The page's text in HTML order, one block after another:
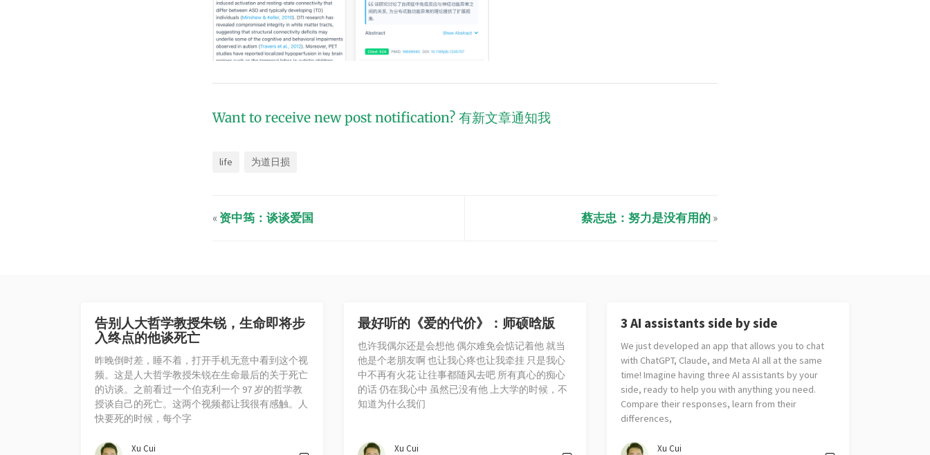
Want to receive new post notification? 有新文章通知我
life 为道日损
«资中筠：谈谈爱国 蔡志忠：努力是没有用的»
告别人大哲学教授朱锐，生命即将步
入终点的他谈死亡
昨晚倒时差，睡不着，打开手机无意中看到这个视
频。这是人大哲学教授朱锐在生命最后的关于死亡
的访谈。之前看过一个伯克利一个 97 岁的哲学教
授谈自己的死亡。这两个视频都让我很有感触。人
快要死的时候，每个字
Xu Cui
最好听的《爱的代价》：师硕晗版
也许我偶尔还是会想他 偶尔难免会惦记着他 就当
他是个老朋友啊 也让我心疼也让我牵挂 只是我心
中不再有火花 让往事都随风去吧 所有真心的痴心
的话 仍在我心中 虽然已没有他 上大学的时候，不
知道为什么我们
Xu Cui
3 AI assistants side by side
We just developed an app that allows you to chat
with ChatGPT, Claude, and Meta AI all at the same
time! Imagine having three AI assistants by your
side, ready to help you with anything you need.
Compare their responses, learn from their
differences,
Xu Cui